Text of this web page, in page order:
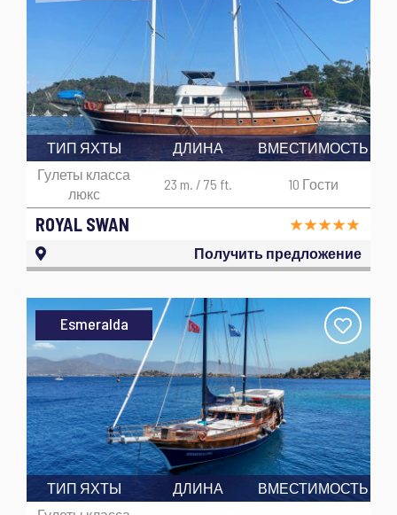
ROYAL SWAN
ТИП ЯХТЫ
Гулеты класса
люкс
ДЛИНА
23 m. / 75 ft.
ВМЕСТИМОСТЬ
10 Гости
Получить предложение
Esmeralda
ТИП ЯХТЫ
ДЛИНА ВМЕСТИМОСТЬ